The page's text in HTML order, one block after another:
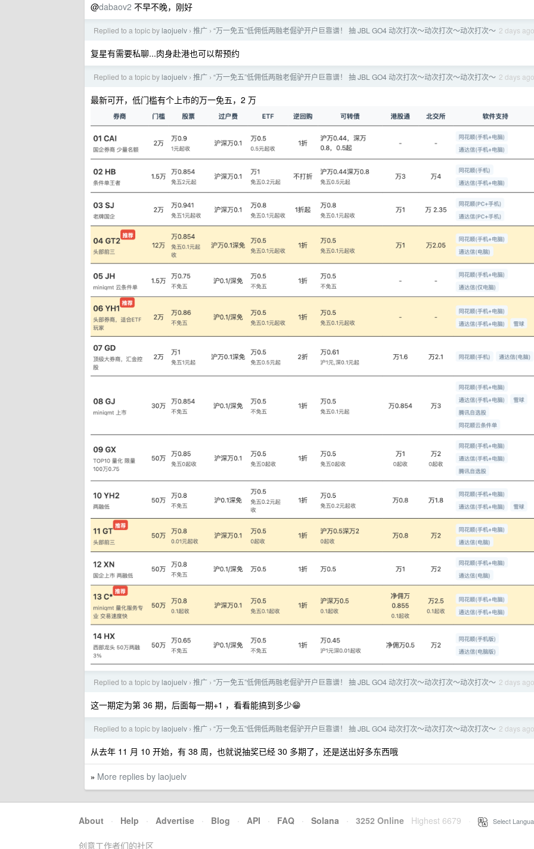
@dabaov2 不早不晚，刚好
2 days ago
Replied to a topic by laojuelv › 推广 › “万一免五”低佣低两融老倔驴开户巨靠谱！ 抽 JBL GO4 动次打次～动次打次～动次打次～
复星有需要私聊...肉身赴港也可以帮预约
2 days ago
Replied to a topic by laojuelv › 推广 › “万一免五”低佣低两融老倔驴开户巨靠谱！ 抽 JBL GO4 动次打次～动次打次～动次打次～
最新可开，低门槛有个上市的万一免五，2 万
2 days ago
Replied to a topic by laojuelv › 推广 › “万一免五”低佣低两融老倔驴开户巨靠谱！ 抽 JBL GO4 动次打次～动次打次～动次打次～
这一期定为第 36 期，后面每一期+1 ，看看能搞到多少😁
2 days ago
Replied to a topic by laojuelv › 推广 › “万一免五”低佣低两融老倔驴开户巨靠谱！ 抽 JBL GO4 动次打次～动次打次～动次打次～
从去年 11 月 10 开始，有 38 周，也就说抽奖已经 30 多期了，还是送出好多东西哦
» More replies by laojuelv
About · Help · Advertise · Blog · API · FAQ · Solana · 3252 Online Highest 6679 Select
创意工作者们的社区